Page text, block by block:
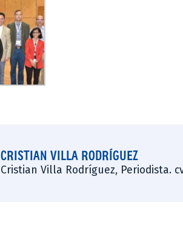
CRISTIAN VILLA RODRÍGUEZ
Cristian Villa Rodríguez, Periodista.